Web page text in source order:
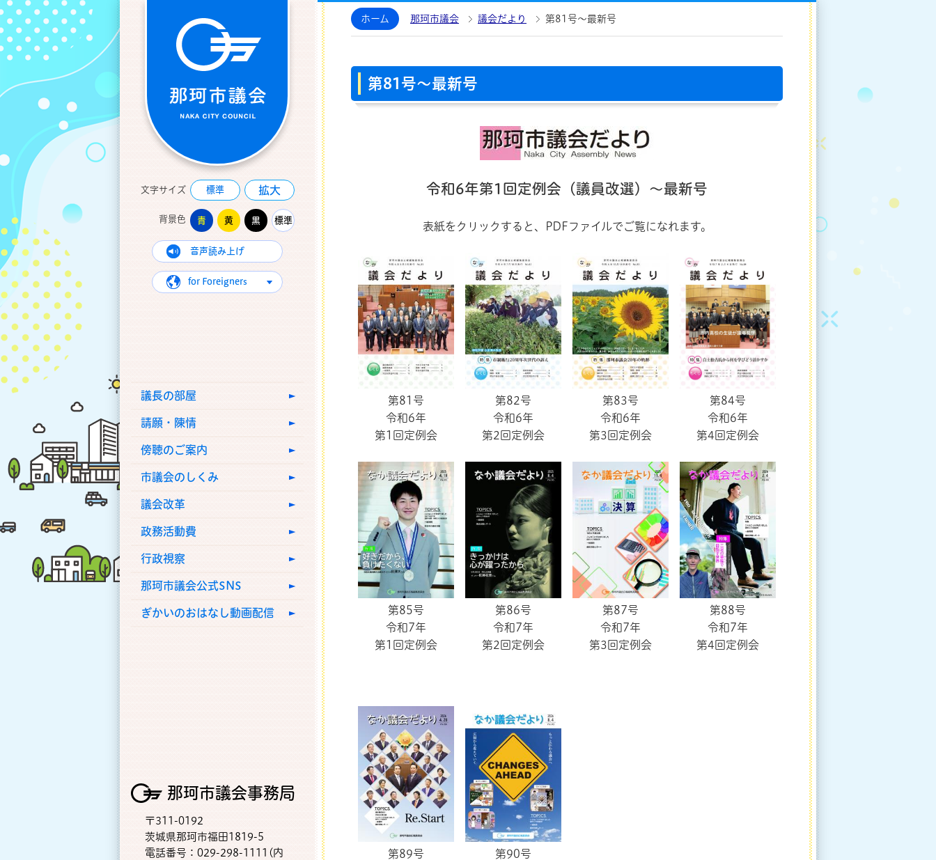
那珂市議会ホームページ
文字サイズ 標準 拡大
背景色 青 黄 黒 標準
音声読み上げ
for Foreigners
議長の部屋
請願・陳情
傍聴のご案内
市議会のしくみ
議会改革
政務活動費
行政視察
那珂市議会公式SNS
ぎかいのおはなし動画配信
那珂市議会事務局
〒311-0192
茨城県那珂市福田1819-5
電話番号：029-298-1111(内
ホーム 那珂市議会 議会だより 第81号～最新号
第81号～最新号
令和6年第1回定例会（議員改選）～最新号
表紙をクリックすると、PDFファイルでご覧になれます。
第81号
令和6年
第1回定例会
第82号
令和6年
第2回定例会
第83号
令和6年
第3回定例会
第84号
令和6年
第4回定例会
第85号
令和7年
第1回定例会
第86号
令和7年
第2回定例会
第87号
令和7年
第3回定例会
第88号
令和7年
第4回定例会
第89号
第90号